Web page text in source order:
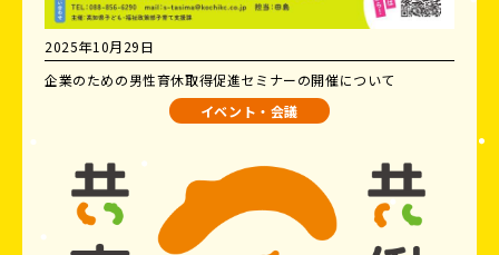
2025年10月29日
企業のための男性育休取得促進セミナーの開催について
イベント・会議